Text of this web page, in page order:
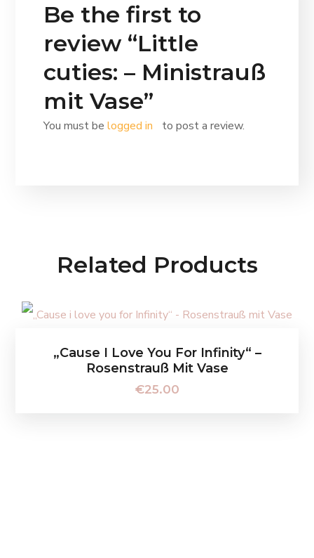
Be the first to
review “Little
cuties: – Ministrauß
mit Vase”
You must belogged in to post a review.
Related Products
„Cause I Love You For Infinity“ –
Rosenstrauß Mit Vase
€25.00